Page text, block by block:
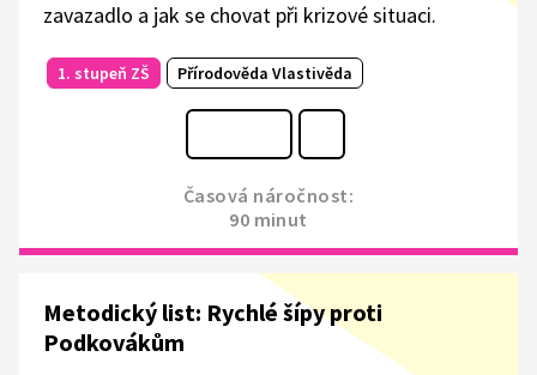
zavazadlo a jak se chovat při krizové situaci.
1. stupeň ZŠ Přírodověda Vlastivěda
Časová náročnost:
90 minut
Metodický list: Rychlé šípy proti
Podkovákům